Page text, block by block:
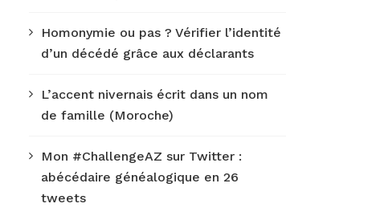
Homonymie ou pas ? Vérifier l’identité
d’un décédé grâce aux déclarants
L’accent nivernais écrit dans un nom
de famille (Moroche)
Mon #ChallengeAZ sur Twitter :
abécédaire généalogique en 26
tweets